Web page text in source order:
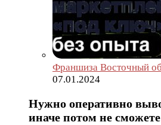
Франшиза Восточный
07.01.2024
Нужно оперативно
иначе потом не сможете